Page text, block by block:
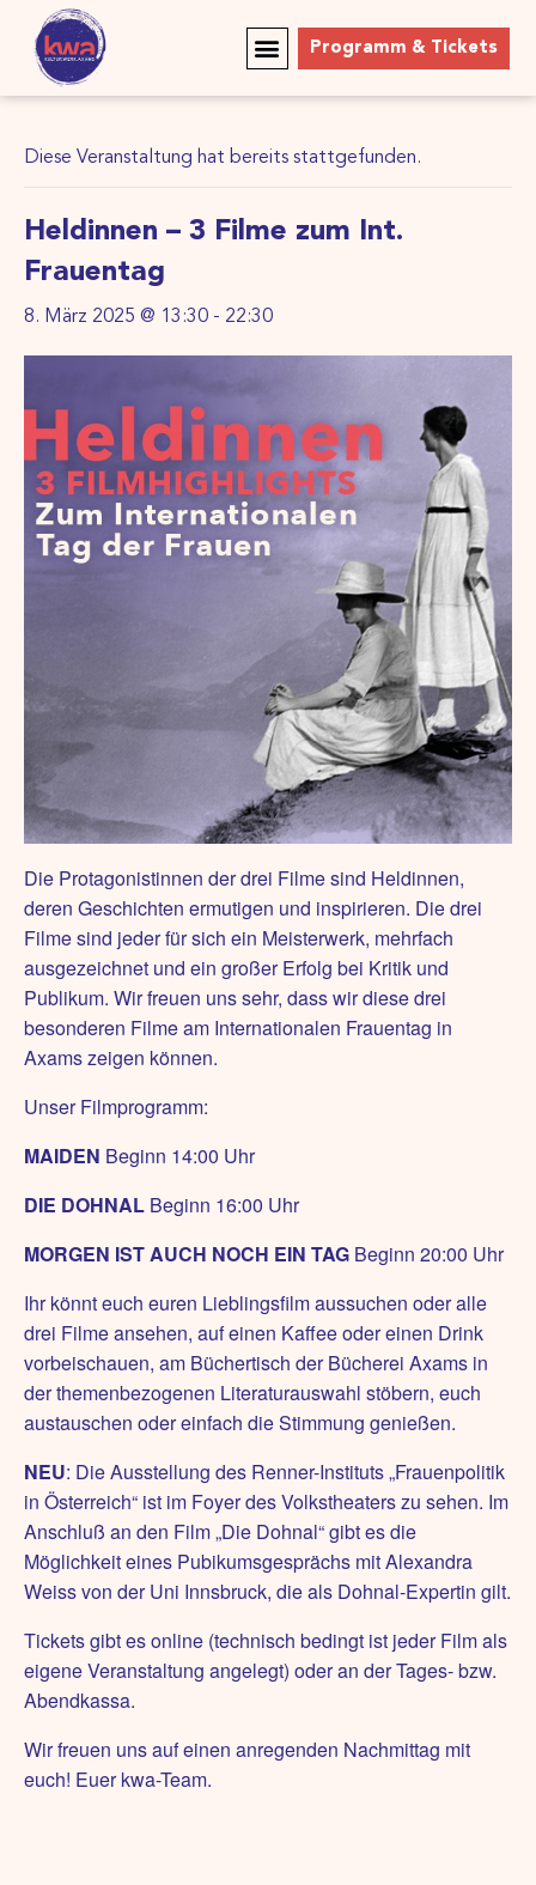
Programm & Tickets
Diese Veranstaltung hat bereits stattgefunden.
Heldinnen – 3 Filme zum Int.
Frauentag
8. März 2025 @ 13:30 - 22:30
Die Protagonistinnen der drei Filme sind Heldinnen,
deren Geschichten ermutigen und inspirieren. Die drei
Filme sind jeder für sich ein Meisterwerk, mehrfach
ausgezeichnet und ein großer Erfolg bei Kritik und
Publikum. Wir freuen uns sehr, dass wir diese drei
besonderen Filme am Internationalen Frauentag in
Axams zeigen können.
Unser Filmprogramm:
MAIDEN Beginn 14:00 Uhr
DIE DOHNAL Beginn 16:00 Uhr
MORGEN IST AUCH NOCH EIN TAG Beginn 20:00 Uhr
Ihr könnt euch euren Lieblingsfilm aussuchen oder alle
drei Filme ansehen, auf einen Kaffee oder einen Drink
vorbeischauen, am Büchertisch der Bücherei Axams in
der themenbezogenen Literaturauswahl stöbern, euch
austauschen oder einfach die Stimmung genießen.
NEU: Die Ausstellung des Renner-Instituts „Frauenpolitik
in Österreich“ ist im Foyer des Volkstheaters zu sehen. Im
Anschluß an den Film „Die Dohnal“ gibt es die
Möglichkeit eines Pubikumsgesprächs mit Alexandra
Weiss von der Uni Innsbruck, die als Dohnal-Expertin gilt.
Tickets gibt es online (technisch bedingt ist jeder Film als
eigene Veranstaltung angelegt) oder an der Tages- bzw.
Abendkassa.
Wir freuen uns auf einen anregenden Nachmittag mit
euch! Euer kwa-Team.